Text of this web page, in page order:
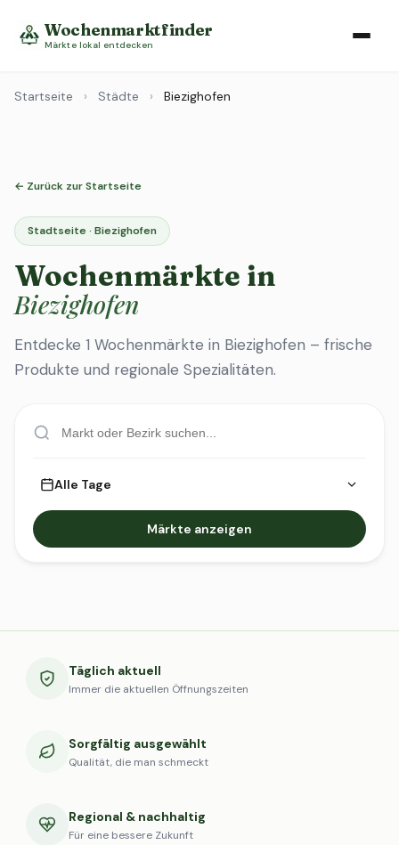
Wochenmarktfinder
Märkte lokal entdecken
Startseite › Städte › Biezighofen
← Zurück zur Startseite
Stadtseite · Biezighofen
Wochenmärkte in
Biezighofen
Entdecke 1 Wochenmärkte in Biezighofen – frische
Produkte und regionale Spezialitäten.
Alle Tage
Märkte anzeigen
Täglich aktuell
Immer die aktuellen Öffnungszeiten
Sorgfältig ausgewählt
Qualität, die man schmeckt
Regional & nachhaltig
Für eine bessere Zukunft